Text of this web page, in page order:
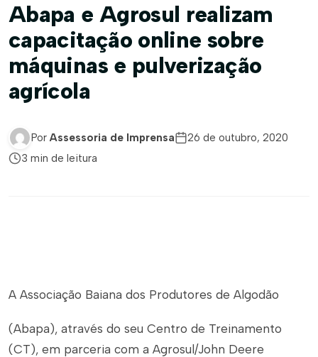
Abapa e Agrosul realizam
capacitação online sobre
máquinas e pulverização
agrícola
Por Assessoria de Imprensa
26 de outubro, 2020
3 min de leitura
A Associação Baiana dos Produtores de Algodão
(Abapa), através do seu Centro de Treinamento
(CT), em parceria com a Agrosul/John Deere